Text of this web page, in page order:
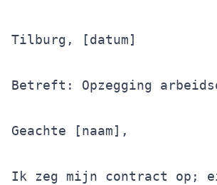
Tilburg, [datum]
Betreft: Opzegging
Geachte [naam],
Ik zeg mijn contract op;